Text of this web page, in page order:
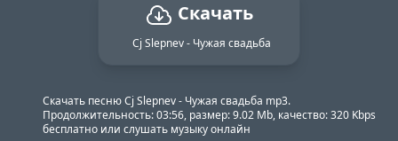
Скачать
Cj Slepnev - Чужая свадьба
Скачать песню Cj Slepnev - Чужая свадьба mp3.
Продолжительность: 03:56, размер: 9.02 Mb, качество: 320 Kbps
бесплатно или слушать музыку онлайн